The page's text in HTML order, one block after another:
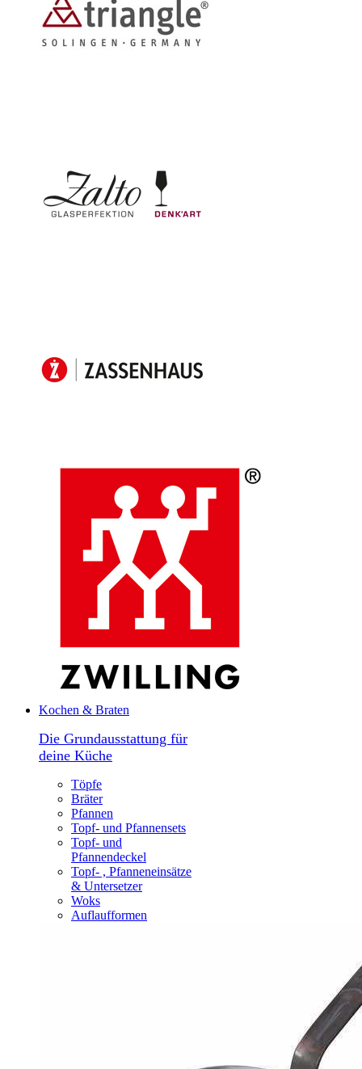
Kochen & Braten
Die Grundausstattung für
deine Küche
Töpfe
Bräter
Pfannen
Topf- und Pfannensets
Topf- und
Pfannendeckel
Topf- , Pfanneneinsätze
& Untersetzer
Woks
Auflaufformen